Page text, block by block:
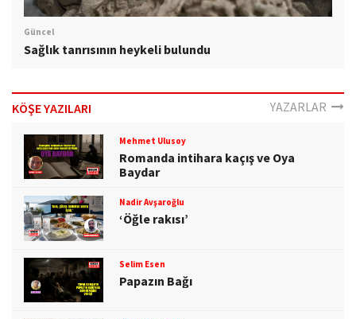
Güncel
Sağlık tanrısının heykeli bulundu
KÖŞE YAZILARI YAZARLAR
Mehmet Ulusoy
Romanda intihara kaçış ve Oya
Baydar
Nadir Avşaroğlu
‘Öğle rakısı’
Selim Esen
Papazın Bağı